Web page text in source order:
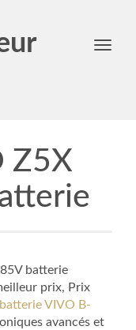
Toggle
Z5X
batterie
prix, Prix
batterie VIVO B-
avancés et